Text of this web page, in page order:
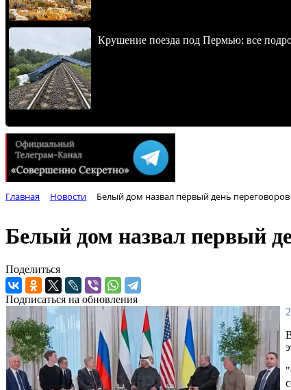
Крушение поезда под Пермью: все
Главная Новости Белый дом назвал первый день
Белый дом назвал первый
Поделиться
Подписаться на обновления